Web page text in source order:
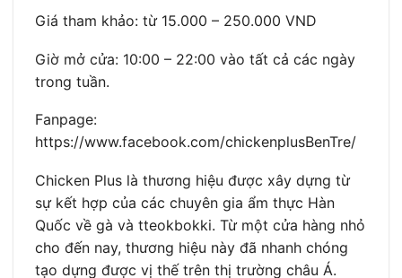
Giá tham khảo: từ 15.000 – 250.000 VND
Giờ mở cửa: 10:00 – 22:00 vào tất cả các ngày
trong tuần.
Fanpage:
https://www.facebook.com/chickenplusBenTre/
Chicken Plus là thương hiệu được xây dựng từ
sự kết hợp của các chuyên gia ẩm thực Hàn
Quốc về gà và tteokbokki. Từ một cửa hàng nhỏ
cho đến nay, thương hiệu này đã nhanh chóng
tạo dựng được vị thế trên thị trường châu Á.